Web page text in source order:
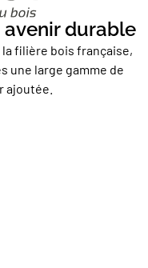
durable
filière bois française,
une large gamme de
ajoutée.